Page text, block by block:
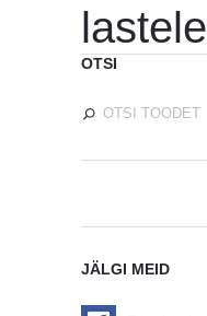
lastele
OTSI
JÄLGI MEID